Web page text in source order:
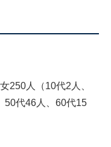
250人（10代2人、
50代46人、60代15